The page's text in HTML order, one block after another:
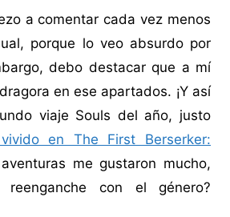
a comentar cada vez menos
porque lo veo absurdo por
debo destacar que a mí
en ese apartados. ¡Y así
viaje Souls del año, justo
en The First Berserker:
me gustaron mucho,
con el género?